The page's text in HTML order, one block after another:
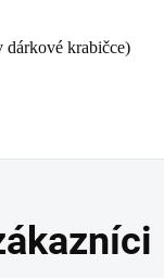
dárkové krabičce)